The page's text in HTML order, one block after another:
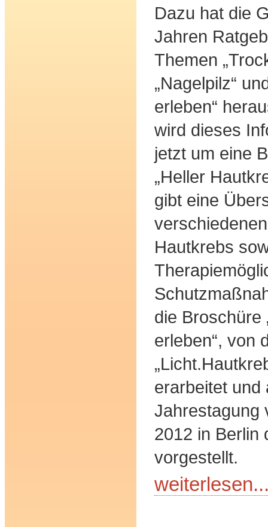
Dazu hat die
Jahren
Themen
„Nagelpilz“
erleben“
wird dieses
jetzt um eine
„Heller
gibt eine
Hautkrebs
die Broschüre
erleben“, von
erarbeitet und
Jahrestagung
2012 in Berlin
vorgestellt.